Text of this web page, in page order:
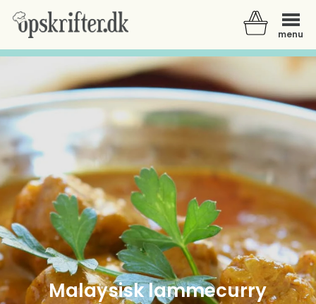
menu
Der er ingen varer i din kurv.
Malaysisk lammecurry